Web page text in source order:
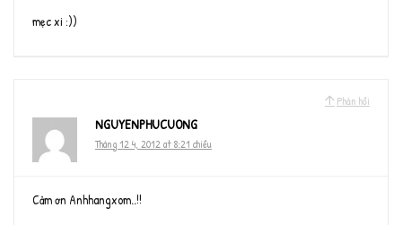
mẹc xi :))
Phản hồi
NGUYENPHUCUONG
Tháng 12 4, 2012 at 8:21 chiều
Cảm ơn Anhhangxom..!!